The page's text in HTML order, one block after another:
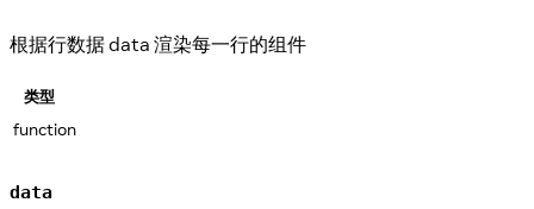
根据行数据 data 渲染每一行的组件
类型
function
data